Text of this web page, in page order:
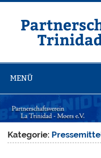
Zum
springen
MENÜ
Kategorie: